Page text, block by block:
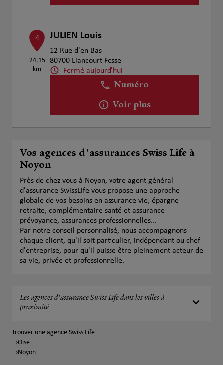
4
24.15
km
JULIEN Louis
12 Rue d'en Bas
80700 Liancourt Fosse
Fermé aujourd'hui
Numéro
Voir plus
Vos agences d'assurances Swiss Life à
Noyon
Près de chez vous à Noyon, votre agent général
d'assurance SwissLife vous propose une approche
globale de vos besoins en assurance vie, épargne
retraite, complémentaire santé et assurance
prévoyance, assurances professionnelles...
Par notre conseil personnalisé, nous accompagnons
chaque client, qu'il soit particulier, indépendant ou chef
d'entreprise, pour qu'il puisse être pleinement acteur de
sa vie, privée et professionnelle.
Les agences d'assurance Swiss Life dans les villes à
proximité
Trouver une agence Swiss Life
Oise
Noyon